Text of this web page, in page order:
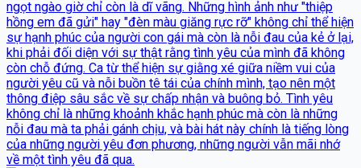
ngọt ngào giờ chỉ còn là dĩ vãng. Những hình ảnh như "thiệp
hồng em đã gửi" hay "đèn màu giăng rực rỡ" không chỉ thể hiện
sự hạnh phúc của người con gái mà còn là nỗi đau của kẻ ở lại,
khi phải đối diện với sự thật rằng tình yêu của mình đã không
còn chỗ đứng. Ca từ thể hiện sự giằng xé giữa niềm vui của
người yêu cũ và nỗi buồn tê tái của chính mình, tạo nên một
thông điệp sâu sắc về sự chấp nhận và buông bỏ. Tình yêu
không chỉ là những khoảnh khắc hạnh phúc mà còn là những
nỗi đau mà ta phải gánh chịu, và bài hát này chính là tiếng lòng
của những người yêu đơn phương, những người vẫn mãi nhớ
về một tình yêu đã qua.